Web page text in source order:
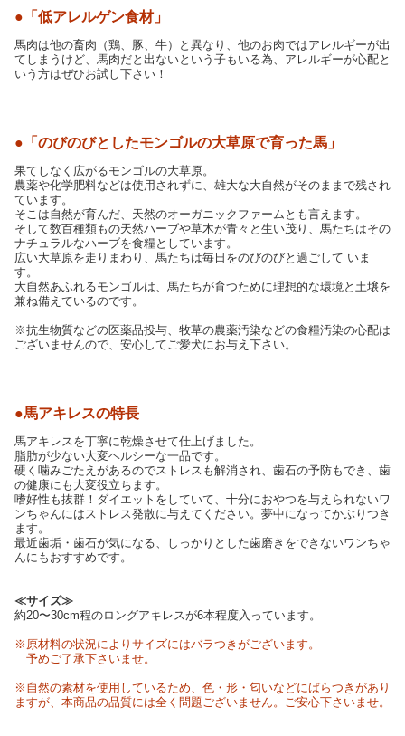
●「低アレルゲン食材」
馬肉は他の畜肉（鶏、豚、牛）と異なり、他のお肉ではアレルギーが出
てしまうけど、馬肉だと出ないという子もいる為、アレルギーが心配と
いう方はぜひお試し下さい！
●「のびのびとしたモンゴルの大草原で育った馬」
果てしなく広がるモンゴルの大草原。
農薬や化学肥料などは使用されずに、雄大な大自然がそのままで残され
ています。
そこは自然が育んだ、天然のオーガニックファームとも言えます。
そして数百種類もの天然ハーブや草木が青々と生い茂り、馬たちはその
ナチュラルなハーブを食糧としています。
広い大草原を走りまわり、馬たちは毎日をのびのびと過ごして いま
す。
大自然あふれるモンゴルは、馬たちが育つために理想的な環境と土壌を
兼ね備えているのです。
※抗生物質などの医薬品投与、牧草の農薬汚染などの食糧汚染の心配は
ございませんので、安心してご愛犬にお与え下さい。
●馬アキレスの特長
馬アキレスを丁寧に乾燥させて仕上げました。
脂肪が少ない大変ヘルシーな一品です。
硬く噛みごたえがあるのでストレスも解消され、歯石の予防もでき、歯
の健康にも大変役立ちます。
嗜好性も抜群！ダイエットをしていて、十分におやつを与えられないワ
ンちゃんにはストレス発散に与えてください。夢中になってかぶりつき
ます。
最近歯垢・歯石が気になる、しっかりとした歯磨きをできないワンちゃ
んにもおすすめです。
≪サイズ≫
約20〜30cm程のロングアキレスが6本程度入っています。
※原材料の状況によりサイズにはバラつきがございます。
予めご了承下さいませ。
※自然の素材を使用しているため、色・形・匂いなどにばらつきがあり
ますが、本商品の品質には全く問題ございません。ご安心下さいませ。